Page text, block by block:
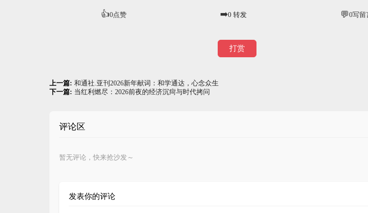
👍0点赞 ➡️0 转发 💬0写留
打赏
上一篇: 和通社.亚刊2026新年献词：和学通达，心念众生
下一篇: 当红利燃尽：2026前夜的经济沉疴与时代拷问
评论区
暂无评论，快来抢沙发～
发表你的评论